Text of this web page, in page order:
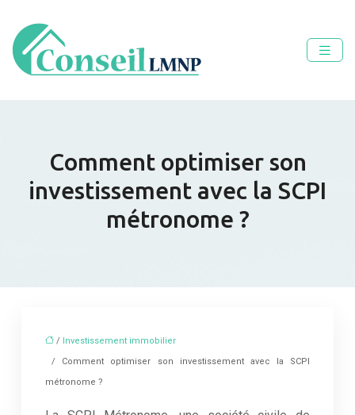
Comment optimiser son
investissement avec la SCPI
métronome ?
/ Investissement immobilier
/ Comment optimiser son investissement avec la SCPI
métronome ?